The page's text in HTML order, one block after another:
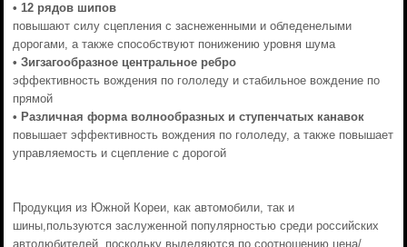
• 12 рядов шипов
повышают силу сцепления с заснеженными и обледенелыми
дорогами, а также способствуют понижению уровня шума
• Зигзагообразное центральное ребро
эффективность вождения по гололеду и стабильное вождение по
прямой
• Различная форма волнообразных и ступенчатых канавок
повышает эффективность вождения по гололеду, а также повышает
управляемость и сцепление с дорогой
Продукция из Южной Кореи, как автомобили, так и
шины,пользуются заслуженной популярностью среди российских
автолюбителей, поскольку выделяются по соотношению цена/